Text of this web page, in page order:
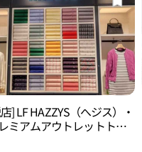
] LF HAZZYS（へジス）・
ミアムアウトレットトン